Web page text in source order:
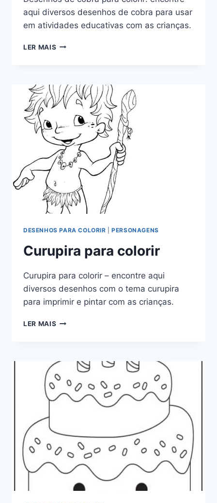
aqui diversos desenhos de cobra para usar
em atividades educativas com as crianças.
LER MAIS DESENHOS
COLORIR
DESENHOS PARA COLORIR |PERSONAGENS
Curupira para colorir
Curupira para colorir – encontre aqui
diversos desenhos com o tema curupira
para imprimir e pintar com as crianças.
LER MAIS CURUPIRA